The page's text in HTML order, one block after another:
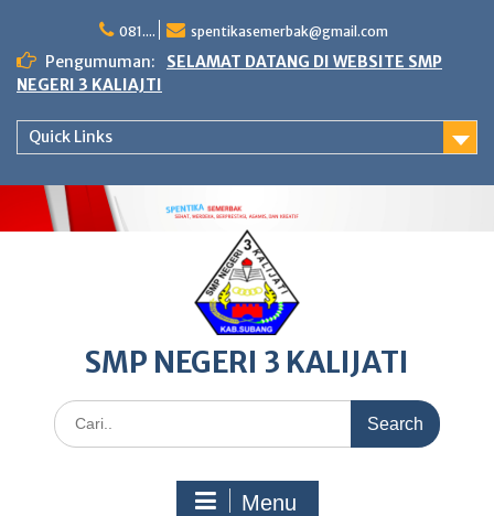
content
081.... spentikasemerbak@gmail.com
Pengumuman:
SELAMAT DATANG DI WEBSITE SMP
NEGERI 3 KALIAJTI
Quick Links
SMP NEGERI 3 KALIJATI
Search
for:
Menu